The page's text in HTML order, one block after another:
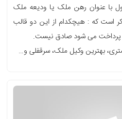
با عنوان رهن ملک یا ودیعه ملک
است که : هیچکدام از این دو قالب
پرداخت می شود صادق نیست.
بهترین وکیل ملک، سرقفلی و…